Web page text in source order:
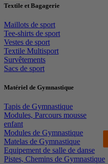
Textile et Bagagerie
Maillots de sport
Tee-shirts de sport
Vestes de sport
Textile Multisport
Survêtements
Sacs de sport
Matériel de Gymnastique
Tapis de Gymnastique
Modules, Parcours mousse
enfant
Modules de Gymnastique
Matelas de Gymnastique
Equipement de salle de danse
Pistes, Chemins de Gymnastique